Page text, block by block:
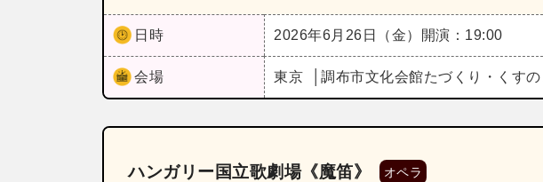
日時 2026年6月26日（金） 開演：19:00
会場 東京 調布市文化会館たづくり・くす
ハンガリー国立歌劇場《魔笛》 オペラ